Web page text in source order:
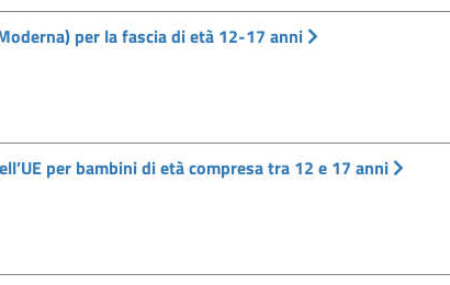
per la fascia di età 12-17 anni
per bambini di età compresa tra 12 e 17 anni